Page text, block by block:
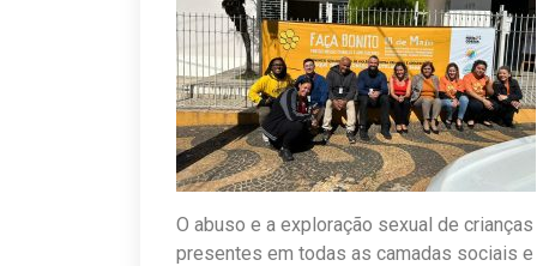
O abuso e a exploração sexual de
presentes em todas as camadas sociais